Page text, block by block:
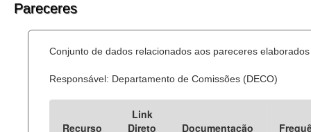
Pareceres
Conjunto de dados relacionados aos pareceres
Responsável: Departamento de Comissões (DECO)
Recurso
Link
Direto
Documentação